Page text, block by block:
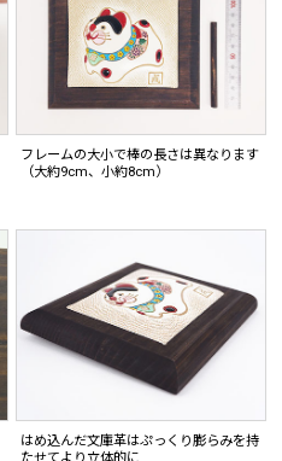
フレームの大小で棒の長さは異なります
（大約9cm、小約8cm）
はめ込んだ文庫革はぷっくり膨らみを持
たせてより立体的に